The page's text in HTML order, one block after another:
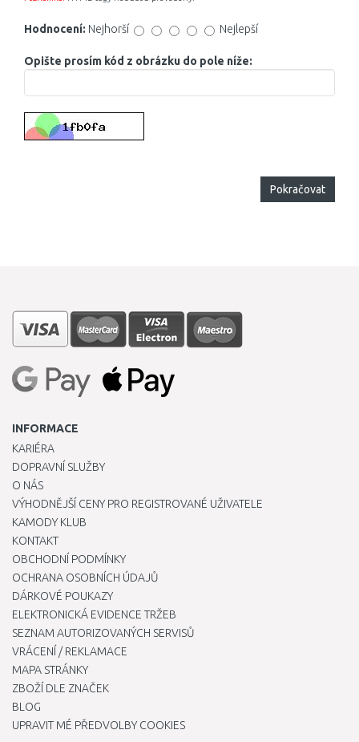
Hodnocení: Nejhorší Nejlepší
Opište prosím kód z obrázku do pole níže:
Pokračovat
INFORMACE
KARIÉRA
DOPRAVNÍ SLUŽBY
O NÁS
VÝHODNĚJŠÍ CENY PRO REGISTROVANÉ UŽIVATELE
KAMODY KLUB
KONTAKT
OBCHODNÍ PODMÍNKY
OCHRANA OSOBNÍCH ÚDAJŮ
DÁRKOVÉ POUKAZY
ELEKTRONICKÁ EVIDENCE TRŽEB
SEZNAM AUTORIZOVANÝCH SERVISŮ
VRÁCENÍ / REKLAMACE
MAPA STRÁNKY
ZBOŽÍ DLE ZNAČEK
BLOG
UPRAVIT MÉ PŘEDVOLBY COOKIES